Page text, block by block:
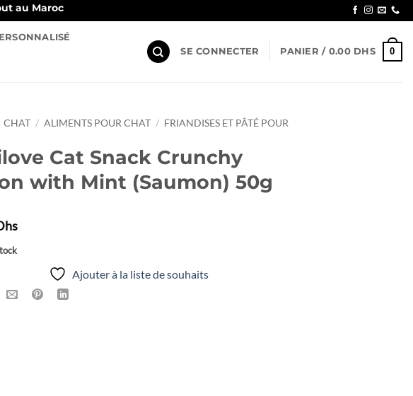
au Maroc
SE CONNECTER PANIER / 0.00 DHS 0
CHAT / ALIMENTS POUR CHAT / FRIANDISES ET PÂTÉ POUR
Cat Snack Crunchy
with Mint (Saumon) 50g
Ajouter à la liste de souhaits